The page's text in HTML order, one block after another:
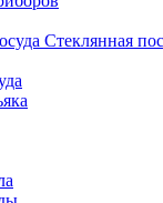
Стеклянная